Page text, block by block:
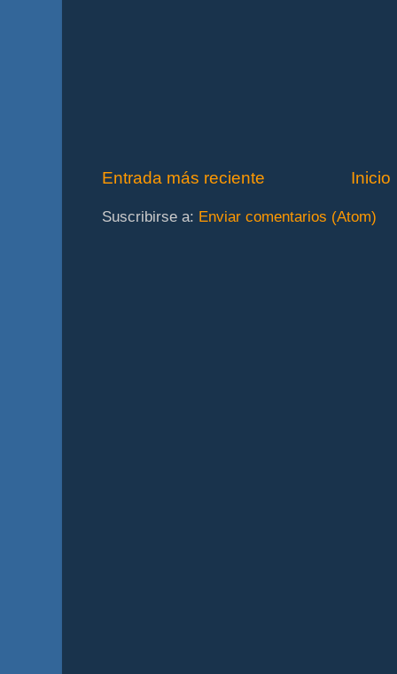
Entrada más reciente Inicio
Suscribirse a: Enviar comentarios (Atom)